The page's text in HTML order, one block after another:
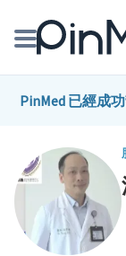
線上預約醫師、
醫師專欄專訪
健康主題館
PinMed 已經成